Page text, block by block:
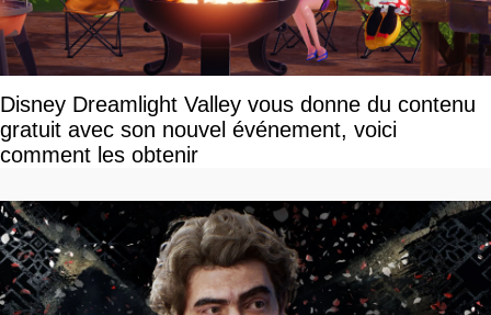
Disney Dreamlight Valley vous donne du contenu
gratuit avec son nouvel événement, voici
comment les obtenir